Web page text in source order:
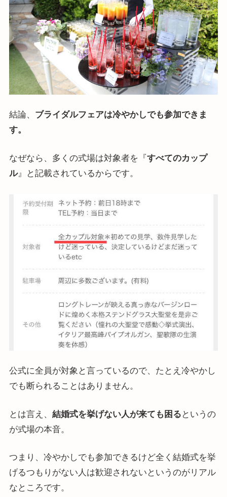
結論、 ブライダルフェアは冷やかしでも参加できま
す。
なぜなら、多くの式場は対象者を『すべてのカップ
ル』と記載されているからです。
公式に全員が対象と言っているので、たとえ冷やかし
でも断られることはありません。
とは言え、 結婚式を挙げない人が来ても困る というの
が式場の本音。
つまり、冷やかしでも参加できるけど全く結婚式を挙
げるつもりがない人は歓迎されないというのがリアル
なところです。